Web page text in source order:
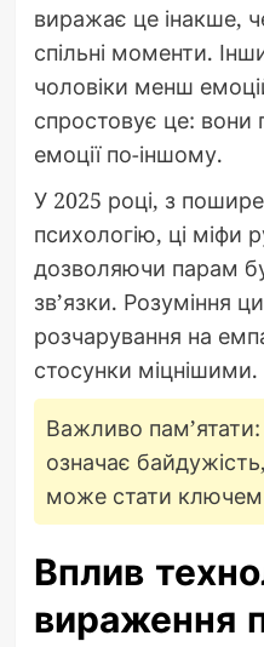
виражає це інакше,
спільні моменти.
чоловіки менш
спростовує це: вони
емоції по-іншому.
У 2025 році, з
психологію, ці міфи
дозволяючи парам
зв’язки. Розуміння
розчарування на
стосунки міцнішими.
Важливо
означає
може стати ключем
Вплив
вираження